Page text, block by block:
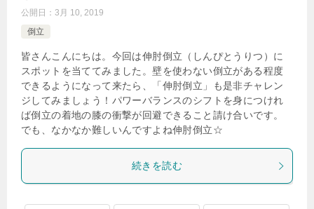
公開日： 3月 10, 2019
倒立
皆さんこんにちは。今回は伸肘倒立（しんぴとうりつ）に
スポットを当ててみました。壁を使わない倒立がある程度
できるようになって来たら、「伸肘倒立」も是非チャレン
ジしてみましょう！パワーバランスのシフトを身につけれ
ば倒立の着地の膝の衝撃が回避できること請け合いです。
でも、なかなか難しいんですよね伸肘倒立☆
続きを読む